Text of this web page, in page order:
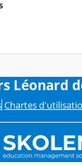
Léonard
Chartes